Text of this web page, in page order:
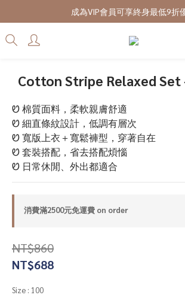
7/28-8/20 CUBi 收藏季全館買二
成為VIP會員可享終身最低9折
7/28-8/20 CUBi 收藏季全館買二
Cotton Stripe Relaxed Set
Ꮼ 棉質面料，柔軟親膚舒適
Ꮼ 細直條紋設計，低調有層次
Ꮼ 寬版上衣＋寬鬆褲型，穿著自在
Ꮼ 套裝搭配，省去搭配煩惱
Ꮼ 日常休閒、外出都適合
消費滿2500元免運費 on order
NT$860
NT$688
Size : 100